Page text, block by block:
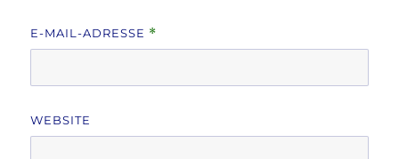
E-MAIL-ADRESSE *
WEBSITE